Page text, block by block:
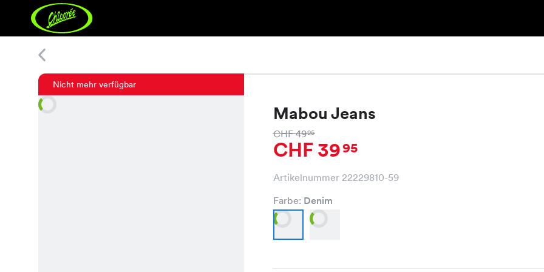
Nicht mehr verfügbar
Mabou Jeans
CHF 4995
CHF 3995
Artikelnummer 22229810-59
Farbe: Denim